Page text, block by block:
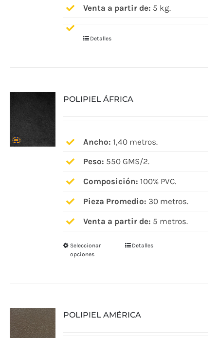
Venta a partir de: 5 kg.
Detalles
POLIPIEL ÁFRICA
Ancho: 1,40 metros.
Peso: 550 GMS/2.
Composición: 100% PVC.
Pieza Promedio: 30 metros.
Venta a partir de: 5 metros.
Seleccionar
opciones
Este
Las
Detalles
POLIPIEL AMÉRICA